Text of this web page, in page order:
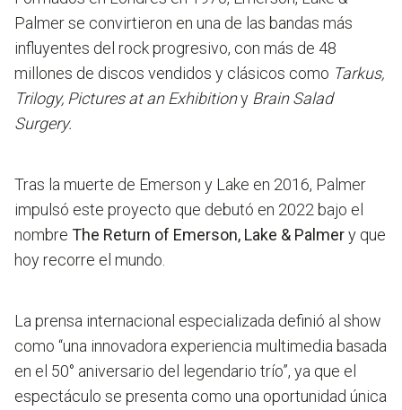
Palmer se convirtieron en una de las bandas más
influyentes del rock progresivo, con más de 48
millones de discos vendidos y clásicos como Tarkus,
Trilogy, Pictures at an Exhibitiony Brain Salad
Surgery.
Tras la muerte de Emerson y Lake en 2016, Palmer
impulsó este proyecto que debutó en 2022 bajo el
nombre The Return of Emerson, Lake & Palmery que
hoy recorre el mundo.
La prensa internacional especializada definió al show
como “una innovadora experiencia multimedia basada
en el 50° aniversario del legendario trío”, ya que el
espectáculo se presenta como una oportunidad única